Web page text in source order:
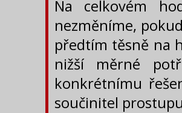
Na celkovém
nezměníme,
předtím těsně na
nižší měrné
konkrétnímu
součinitel